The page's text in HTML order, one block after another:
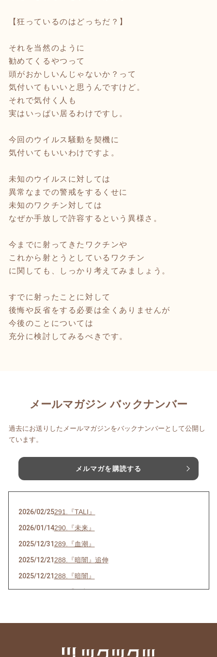
【狂っているのはどっちだ？】
それを当然のように
勧めてくるやつって
頭がおかしいんじゃないか？って
気付いてもいいと思うんですけど。
それで気付く人も
実はいっぱい居るわけですし。
今回のウイルス騒動を契機に
気付いてもいいわけですよ。
未知のウイルスに対しては
異常なまでの警戒をするくせに
未知のワクチン対しては
なぜか手放しで許容するという異様さ。
今までに射ってきたワクチンや
これから射とうとしているワクチン
に関しても、しっかり考えてみましょう。
すでに射ったことに対して
後悔や反省をする必要は全くありませんが
今後のことについては
充分に検討してみるべきです。
メールマガジン バックナンバー
過去にお送りしたメールマガジンをバックナンバーとして公開し
ています。
メルマガを購読する
2026/02/25291.『TALI』
2026/01/14290.『未来』
2025/12/31289.『血潮』
2025/12/21288.『暗闇』追伸
2025/12/21288.『暗闇』
2025/07/16286.『ネ申』
2025/05/28284.『東京』